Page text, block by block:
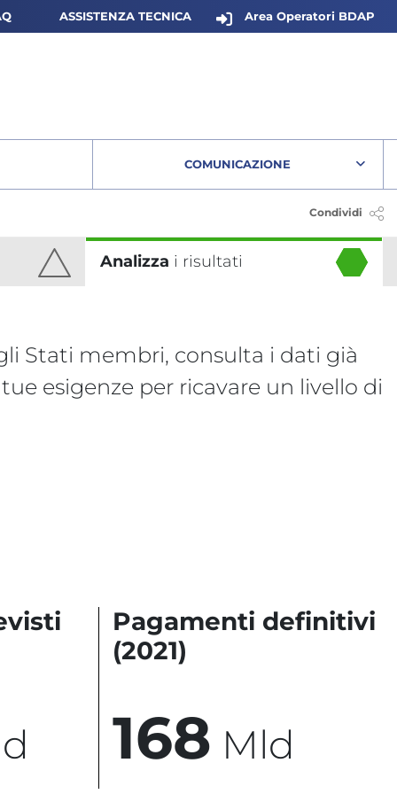
ASSISTENZA TECNICA Area Operatori BDAP
ACCESSIBILI
DATI - COLLEGAMENTO A SITO ESTERNO - APERTURE IN
COMUNICAZIONE
Condividi
Analizza i risultati
Stati membri, consulta i dati già
esigenze per ricavare un livello di
Pagamenti definitivi
(2021)
168 Mld